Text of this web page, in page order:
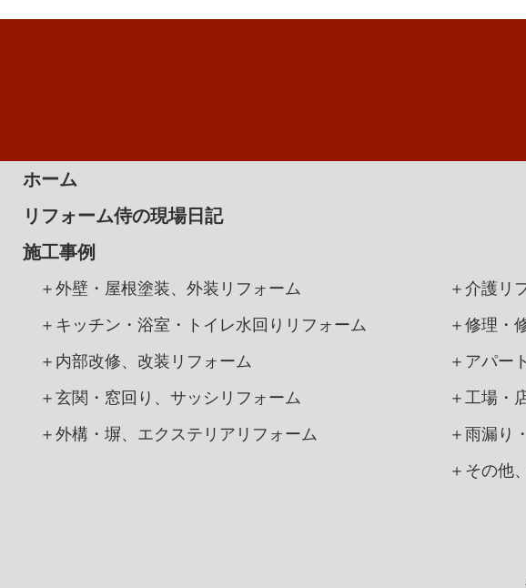
ホーム
リフォーム侍の現場日記
施工事例
＋外壁・屋根塗装、外装リフォーム
＋キッチン・浴室・トイレ水回りリフォーム
＋内部改修、改装リフォーム
＋玄関・窓回り、サッシリフォーム
＋外構・塀、エクステリアリフォーム
＋介護リ
＋修理・
＋アパー
＋工場・
＋雨漏り
＋その他